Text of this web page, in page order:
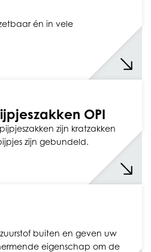
én in vele
OPI
zijn kratzakken
zijn gebundeld.
buiten en geven uw
eigenschap om de